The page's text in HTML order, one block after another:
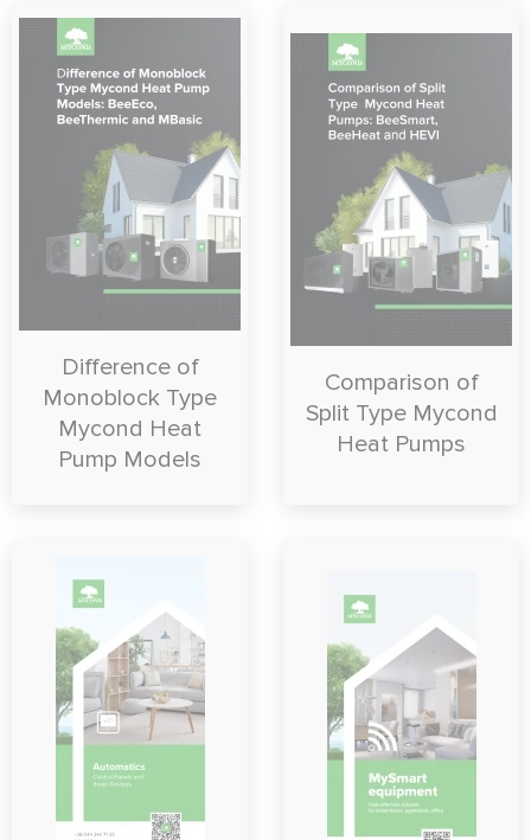
Difference of
Monoblock Type
Mycond Heat
Pump Models
Comparison of
Split Type Mycond
Heat Pumps